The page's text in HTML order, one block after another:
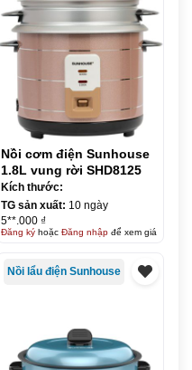
Nồi cơm điện Sunhouse
1.8L vung rời SHD8125
Kích thước:
TG sản xuất: 10 ngày
5**.000 ₫
Đăng kýhoặc Đăng nhậpđể xem giá
Nồi lẩu điện Sunhouse